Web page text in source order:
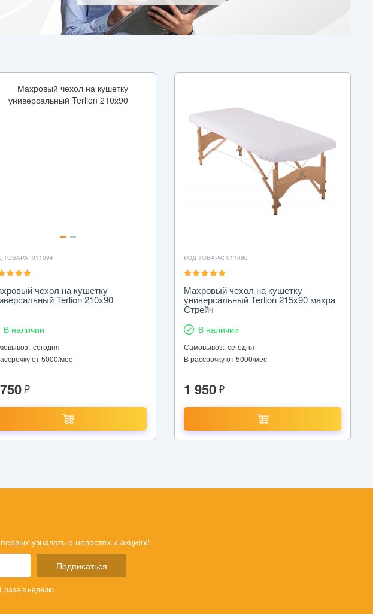
ТОВАРА: 011094
чехол на кушетку
Terlion 210х90
В наличии
сегодня
от 5000/мес
₽
КОД ТОВАРА: 011096
Махровый чехол на кушетку
универсальный Terlion 215х90 махра
Стрейч
В наличии
Самовывоз: сегодня
В рассрочку от 5000/мес
1 950 ₽
узнавать о новостях и акциях!
Подписаться
раза в неделю